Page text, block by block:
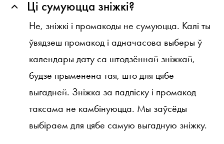
Ці сумуюцца зніжкі?
Не, зніжкі і промакоды не сумуюцца. Калі ты
ўвядзеш промакод і адначасова выберы ў
календары дату са штодзённай зніжкай,
будзе прыменена тая, што для цябе
выгадней. Зніжка за падпіску і промакод
таксама не камбінуюцца. Мы заўсёды
выбіраем для цябе самую выгадную зніжку.